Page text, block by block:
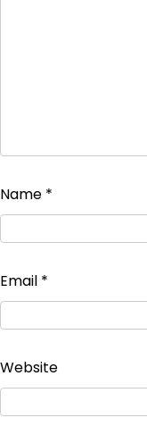
Name *
Email *
Website